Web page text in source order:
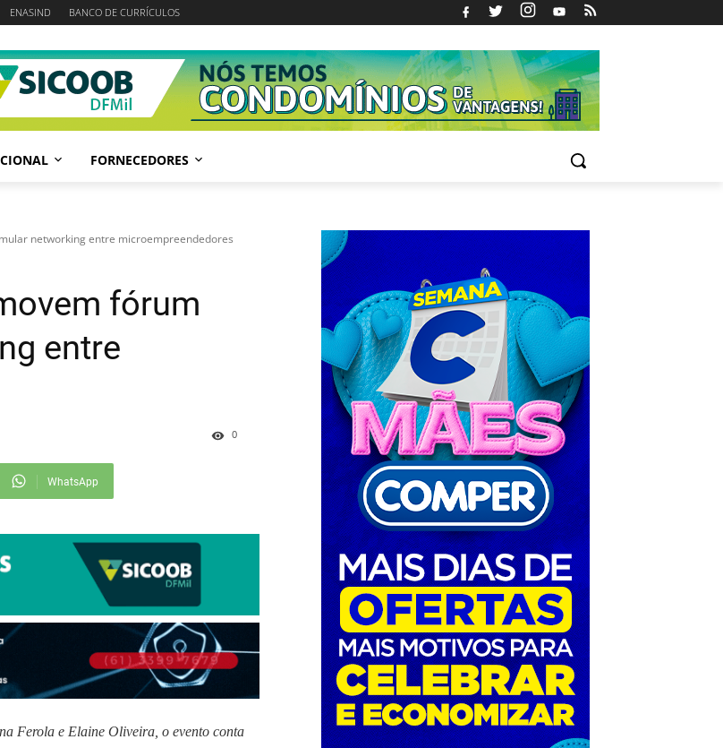
ENASIND BANCO DE CURRÍCULOS
FORNECEDORES
networking entre microempreendedores
fórum
entre
0
WhatsApp
Ferola e Elaine Oliveira, o evento conta